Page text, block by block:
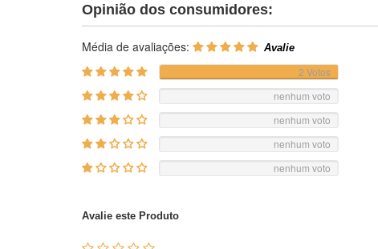
Opinião dos consumidores:
Média de avaliações:
2 Votos
nenhum voto
nenhum voto
nenhum voto
nenhum voto
Avalie este Produto